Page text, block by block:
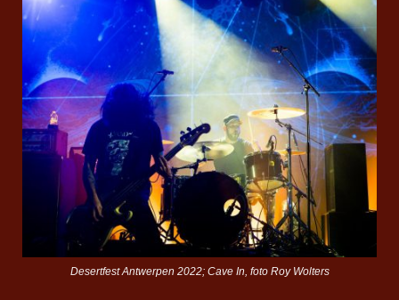
Desertfest Antwerpen 2022; Cave In, foto Roy Wolters